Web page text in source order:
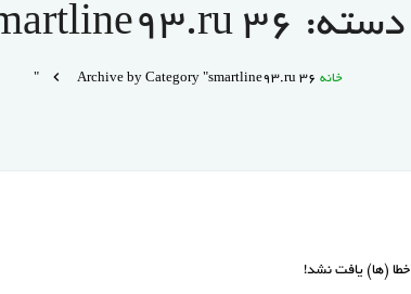
دسته: 36
خانه Archive by Category "smartline93.ru 36"
خطا (ها) یافت نشد!